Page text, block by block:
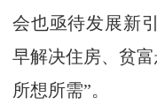
会也亟待发展新
早解决住房、贫
所想所需”。